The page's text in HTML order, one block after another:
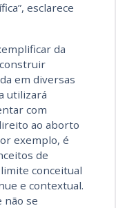
esclarece
da
em diversas
utilizará
com
ao aborto
exemplo, é
de
conceitual
e contextual.
não se